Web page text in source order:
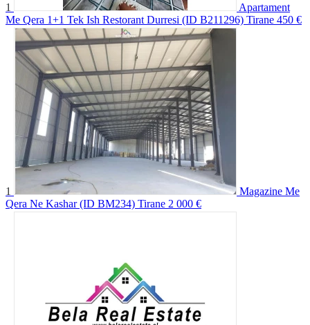
1
Apartament
Me Qera 1+1 Tek Ish Restorant Durresi (ID B211296) Tirane 450 €
1
Magazine Me
Qera Ne Kashar (ID BM234) Tirane 2 000 €